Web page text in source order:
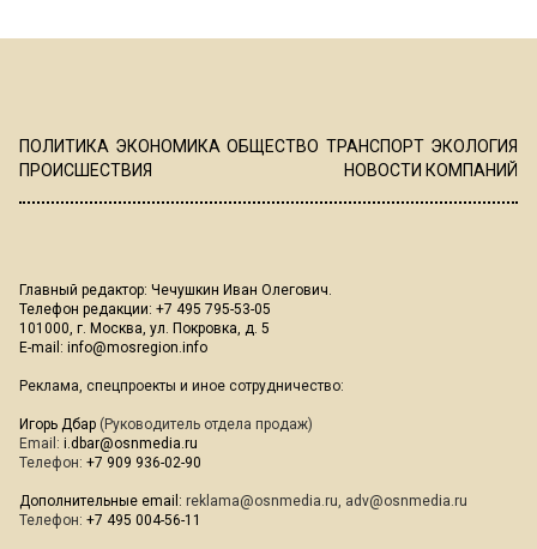
ПОЛИТИКА ЭКОНОМИКА ОБЩЕСТВО ТРАНСПОРТ ЭКОЛОГИЯ
ПРОИСШЕСТВИЯ
НОВОСТИ КОМПАНИЙ
Главный редактор: Чечушкин Иван Олегович.
Телефон редакции: +7 495 795-53-05
101000, г. Москва, ул. Покровка, д. 5
E-mail: info@mosregion.info
Реклама, спецпроекты и иное сотрудничество:
Игорь Дбар (Руководитель отдела продаж)
Email: i.dbar@osnmedia.ru
Телефон: +7 909 936-02-90
Дополнительные email: reklama@osnmedia.ru, adv@osnmedia.ru
Телефон: +7 495 004-56-11